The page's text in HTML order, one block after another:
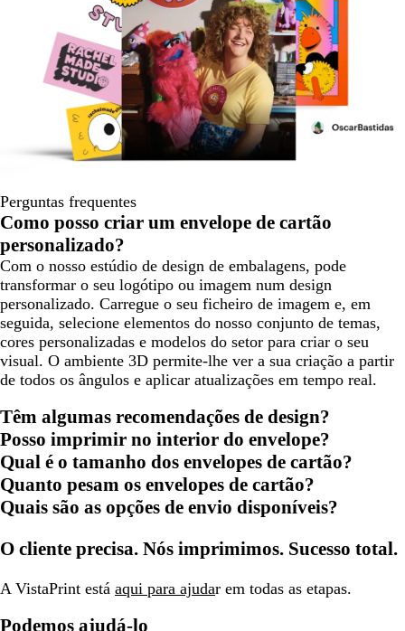
Perguntas frequentes
Como posso criar um envelope de cartão
personalizado?
Com o nosso estúdio de design de embalagens, pode
transformar o seu logótipo ou imagem num design
personalizado. Carregue o seu ficheiro de imagem e, em
seguida, selecione elementos do nosso conjunto de temas,
cores personalizadas e modelos do setor para criar o seu
visual. O ambiente 3D permite-lhe ver a sua criação a partir
de todos os ângulos e aplicar atualizações em tempo real.
Têm algumas recomendações de design?
Posso imprimir no interior do envelope?
Qual é o tamanho dos envelopes de cartão?
Quanto pesam os envelopes de cartão?
Quais são as opções de envio disponíveis?
O cliente precisa. Nós imprimimos. Sucesso total.
A VistaPrint está aqui para ajudar em todas as etapas.
Podemos ajudá-lo